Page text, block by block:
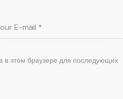
в этом браузере для последующих